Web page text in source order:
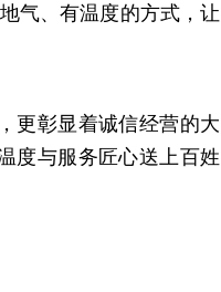
气、有温度的方式，让
更彰显着诚信经营的大
度与服务匠心送上百姓